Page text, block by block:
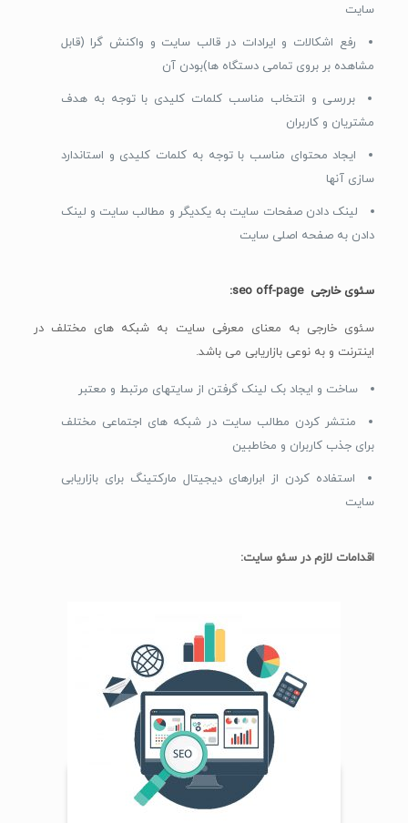
سایت
رفع اشکالات و ایرادات در قالب سایت و واکنش گرا (قابل
مشاهده بر بروی تمامی دستگاه ها)بودن آن
بررسی و انتخاب مناسب کلمات کلیدی با توجه به هدف
مشتریان و کاربران
ایجاد محتوای مناسب با توجه به کلمات کلیدی و استاندارد
سازی آنها
لینک دادن صفحات سایت به یکدیگر و مطالب سایت و لینک
دادن به صفحه اصلی سایت
سئوی خارجیseo off-page
:
سئوی خارجی به معنای معرفی سایت به شبکه های مختلف در
اینترنت و به نوعی بازاریابی می باشد.
ساخت و ایجاد بک لینک گرفتن از سایتهای مرتبط و معتبر
منتشر کردن مطالب سایت در شبکه های اجتماعی مختلف
برای جذب کاربران و مخاطبین
استفاده کردن از ابرارهای دیجیتال مارکتینگ برای بازاریابی
سایت
اقدامات لازم در سئو سایت: